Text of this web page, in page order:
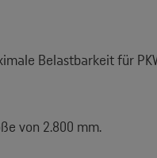
Belastbarkeit für
von 2.800 mm.